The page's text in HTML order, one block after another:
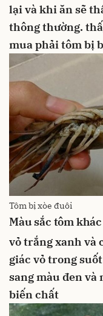
lại và khi ăn sẽ
thông thường.
mua phải tôm bị
Tôm bị xòe đuôi
Màu sắc tôm
vỏ trắng xanh và
giác vỏ trong suốt
sang màu đen và
biến chất